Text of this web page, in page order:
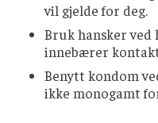
Ferske urter og
produsenter kan
varmebehandling.
Importerte
bør
vil gjelde for deg.
Bruk hansker ved
innebærer
Benytt kondom
ikke monogamt